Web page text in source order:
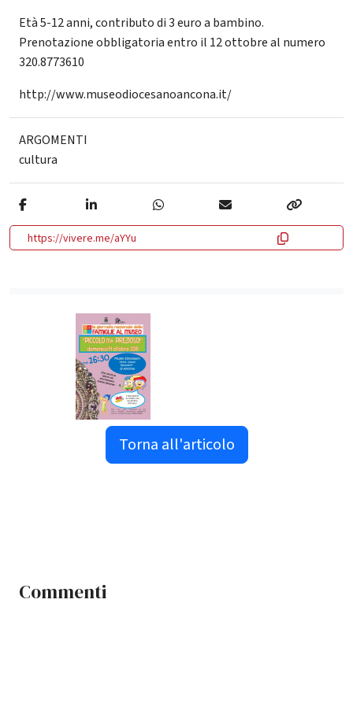
Età 5-12 anni, contributo di 3 euro a bambino.
Prenotazione obbligatoria entro il 12 ottobre al numero
320.8773610
http://www.museodiocesanoancona.it/
ARGOMENTI
cultura
https://vivere.me/aYYu
Torna all'articolo
Commenti